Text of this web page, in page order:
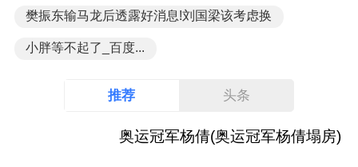
樊振东输马龙后透露好消息!刘国梁该考虑换
小胖等不起了_百度...
推荐 头条
奥运冠军杨倩(奥运冠军杨倩塌房)